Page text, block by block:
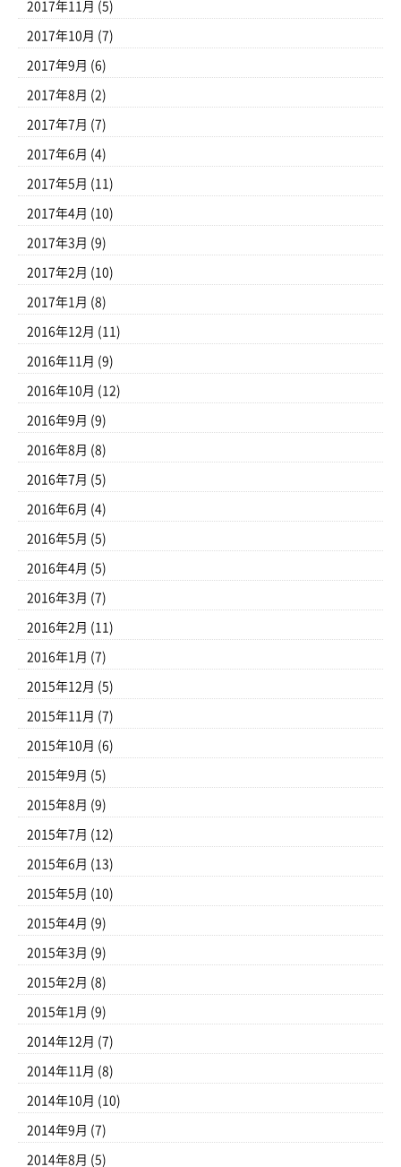
2017年11月 (5)
2017年10月 (7)
2017年9月 (6)
2017年8月 (2)
2017年7月 (7)
2017年6月 (4)
2017年5月 (11)
2017年4月 (10)
2017年3月 (9)
2017年2月 (10)
2017年1月 (8)
2016年12月 (11)
2016年11月 (9)
2016年10月 (12)
2016年9月 (9)
2016年8月 (8)
2016年7月 (5)
2016年6月 (4)
2016年5月 (5)
2016年4月 (5)
2016年3月 (7)
2016年2月 (11)
2016年1月 (7)
2015年12月 (5)
2015年11月 (7)
2015年10月 (6)
2015年9月 (5)
2015年8月 (9)
2015年7月 (12)
2015年6月 (13)
2015年5月 (10)
2015年4月 (9)
2015年3月 (9)
2015年2月 (8)
2015年1月 (9)
2014年12月 (7)
2014年11月 (8)
2014年10月 (10)
2014年9月 (7)
2014年8月 (5)